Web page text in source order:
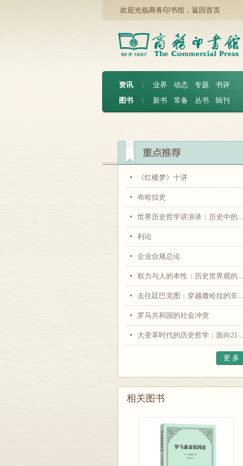
欢迎光临商务印书馆， 返回首页
资讯 ︱ 业界 动态 专题
书评
图书
︱ 新书 常备 丛书 辑刊
《红楼梦》十讲
布哈拉史
世界历史哲学讲演录：历史中的...
利论
企业合规总论
权力与人的本性：历史世界观的...
去往廷巴克图：穿越撒哈拉的非...
罗马共和国的社会冲突
大变革时代的历史哲学：面向21...
更 多
相关图书